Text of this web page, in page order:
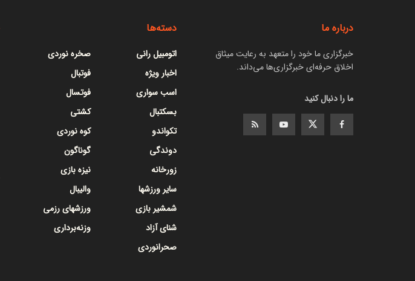
درباره ما
خبرگزاری ما خود را متعهد به رعایت میثاق
اخلاق حرفه‌ای خبرگزاری‌ها می‌داند.
ما را دنبال کنید
دسته‌ها
اتومبیل رانی
اخبار ویژه
اسب سواری
بسکتبال
تکواندو
دوندگی
زورخانه
سایر ورزشها
شمشیر بازی
شنای آزاد
صحرانوردی
صخره نوردی
فوتبال
فوتسال
کشتی
کوه نوردی
گوناگون
نیزه بازی
والیبال
ورزشهای رزمی
وزنه‌برداری